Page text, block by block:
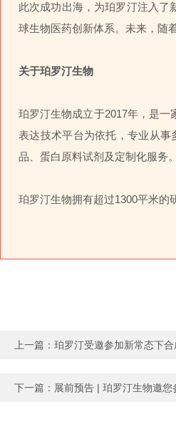
此次成功出海，为珀罗汀注入了
球生物医药创新体系。未来，随
关于珀罗汀生物
珀罗汀生物成立于2017年，是
表达技术平台为依托，专业从事
品、蛋白原料试剂及定制化服务。
珀罗汀生物拥有超过1300平米的
上一篇： 珀罗汀受邀参加新常态下
下一篇： 展前预告 | 珀罗汀生物邀